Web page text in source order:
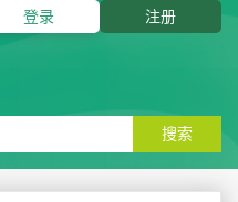
登录 注册
搜索